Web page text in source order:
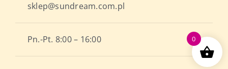
sklep@sundream.com.pl
Pn.-Pt. 8:00 – 16:00 0